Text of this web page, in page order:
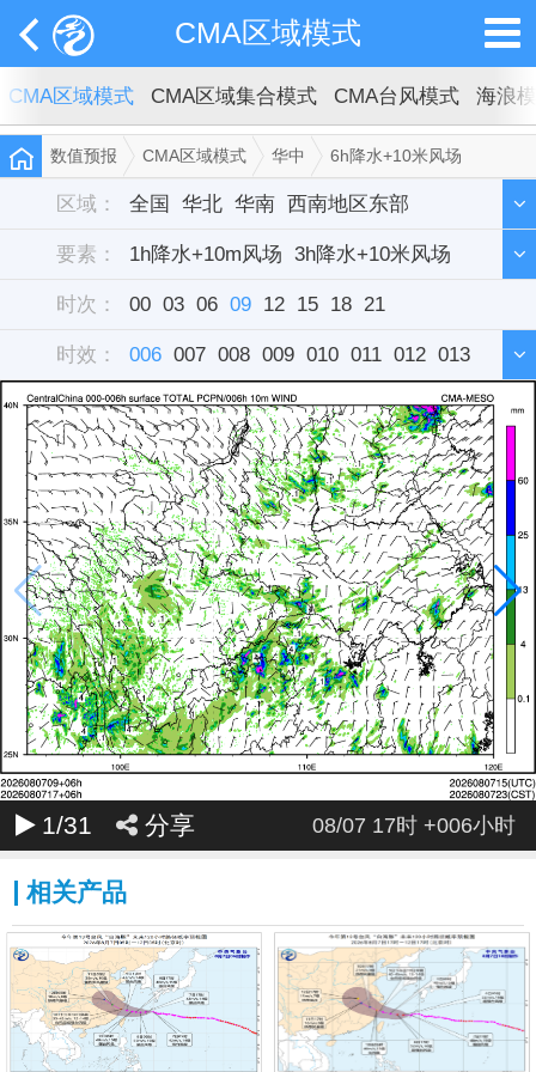
CMA区域模式
CMA区域模式 CMA区域集合模式 CMA台风模式 海浪
数值预报 CMA区域模式 华中 6h降水+10米风场
区域： 全国 华北 华南 西南地区东部
西北地区东部 东北 华中 西藏 新疆
华东 单站
要素： 1h降水+10m风场 3h降水+10米风场
6h降水+10米风场 12h降水+10米风场
雷达组合反射率
时次： 00 03 06 09 12 15 18 21
时效： 006 007 008 009 010 011 012 013
014 015 016 017 018 019 020 021
022 023 024 025 026 027 028 029
030 031 032 033 034 035 036
1/31 分享 08/07 17时 +006小时
相关产品